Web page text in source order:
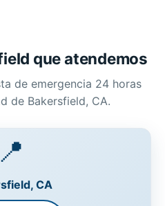
que atendemos
de emergencia 24 horas
de Bakersfield, CA.
📍
CA